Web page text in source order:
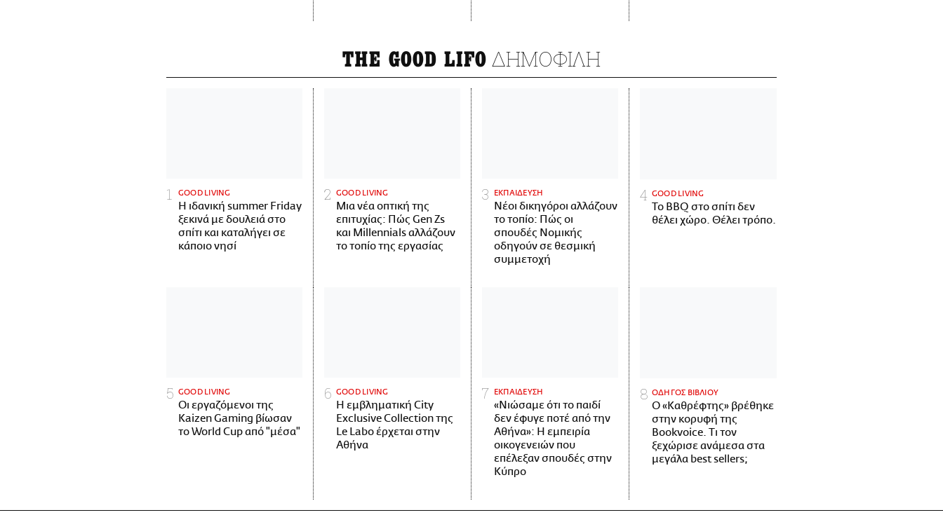
THE GOOD LIFO ΔΗΜΟΦΙΛΗ
GOOD LIVING
Η ιδανική summer Friday
ξεκινά με δουλειά στο
σπίτι και καταλήγει σε
κάποιο νησί
GOOD LIVING
Μια νέα οπτική της
επιτυχίας: Πώς Gen Zs
και Millennials αλλάζουν
το τοπίο της εργασίας
ΕΚΠΑΙΔΕΥΣΗ
Νέοι δικηγόροι αλλάζουν
το τοπίο: Πώς οι
σπουδές Νομικής
οδηγούν σε θεσμική
συμμετοχή
GOOD LIVING
Το BBQ στο σπίτι δεν
θέλει χώρο. Θέλει τρόπο.
GOOD LIVING
Οι εργαζόμενοι της
Kaizen Gaming βίωσαν
το World Cup από "μέσα"
GOOD LIVING
Η εμβληματική City
Exclusive Collection της
Le Labo έρχεται στην
Αθήνα
ΕΚΠΑΙΔΕΥΣΗ
«Νιώσαμε ότι το παιδί
δεν έφυγε ποτέ από την
Αθήνα»: Η εμπειρία
οικογενειών που
επέλεξαν σπουδές στην
Κύπρο
ΟΔΗΓΟΣ ΒΙΒΛΙΟΥ
Ο «Καθρέφτης» βρέθηκε
στην κορυφή της
Bookvoice. Τι τον
ξεχώρισε ανάμεσα στα
μεγάλα best sellers;